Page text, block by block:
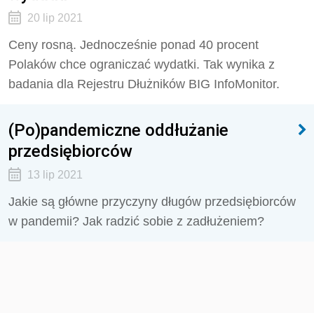
20 lip 2021
Ceny rosną. Jednocześnie ponad 40 procent
Polaków chce ograniczać wydatki. Tak wynika z
badania dla Rejestru Dłużników BIG InfoMonitor.
(Po)pandemiczne oddłużanie
przedsiębiorców
13 lip 2021
Jakie są główne przyczyny długów przedsiębiorców
w pandemii? Jak radzić sobie z zadłużeniem?